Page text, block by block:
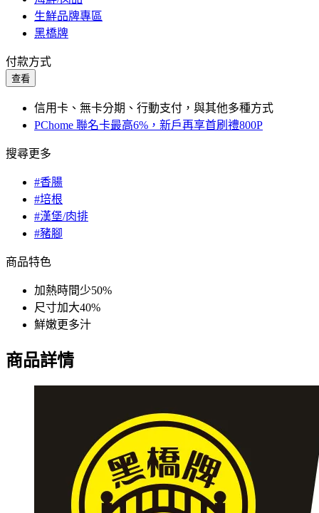
生鮮品牌專區
黑橋牌
付款方式
查看
信用卡、無卡分期、行動支付，與其他多種方式
PChome 聯名卡最高6%，新戶再享首刷禮800P
搜尋更多
#香腸
#培根
#漢堡/肉排
#豬腳
商品特色
加熱時間少50%
尺寸加大40%
鮮嫩更多汁
商品詳情